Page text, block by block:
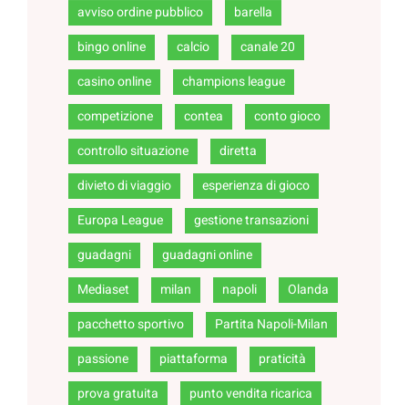
avviso ordine pubblico
barella
bingo online
calcio
canale 20
casino online
champions league
competizione
contea
conto gioco
controllo situazione
diretta
divieto di viaggio
esperienza di gioco
Europa League
gestione transazioni
guadagni
guadagni online
Mediaset
milan napoli
Olanda
pacchetto sportivo
Partita Napoli-Milan
passione
piattaforma
praticità
prova gratuita
punto vendita ricarica